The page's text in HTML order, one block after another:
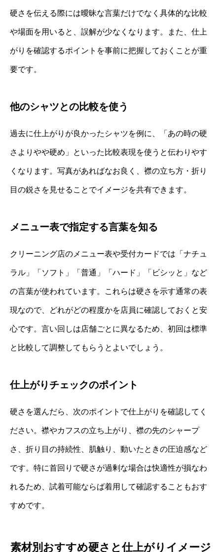
硬さを伝える際には曖昧な言葉だけでなく具体的な比較
や場面を用いると、誤解が少なくなります。また、仕上
がりを確認するポイントを事前に把握しておくことが重
要です。
他のシャツとの比較を使う
過去に仕上がりが良かったシャツを例に、「あの時の硬
さよりやや硬め」といった比較表現を使うと伝わりやす
くなります。写真があればなお良く、襟の立ち方・折り
目の鋭さを見せることでイメージを共有できます。
メニュー表で指定する言葉を知る
クリーニング店のメニュー表や受付カードでは「ナチュ
ラル」「ソフト」「普通」「ハード」「ビシッと」など
の言葉が使われています。これらは硬さを示す通常の表
現なので、どれがどの程度かを店員に確認しておくと安
心です。言い回しは店舗ごとに異なるため、初回は標準
と比較して調整してもらうとよいでしょう。
仕上がりチェックのポイント
硬さを選んだら、次のポイントで仕上がりを確認してく
ださい。襟やカフスの立ち上がり、襟の先のシャープ
さ、折り目の持続性、肌触り、動いたときの圧迫感など
です。特に首回りで硬さが過剰な場合は快適性が損なわ
れるため、試着可能ならば着用して確認することもおす
すめです。
素材別おすすめ硬さと仕上がりイメージ